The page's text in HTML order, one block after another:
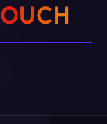
OUCH